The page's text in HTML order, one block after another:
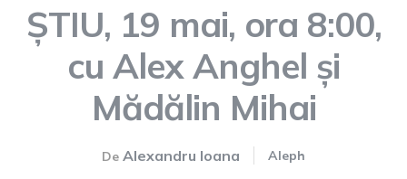
ȘTIU, 19 mai, ora 8:00,
cu Alex Anghel și
Mădălin Mihai
De Alexandru Ioana Aleph